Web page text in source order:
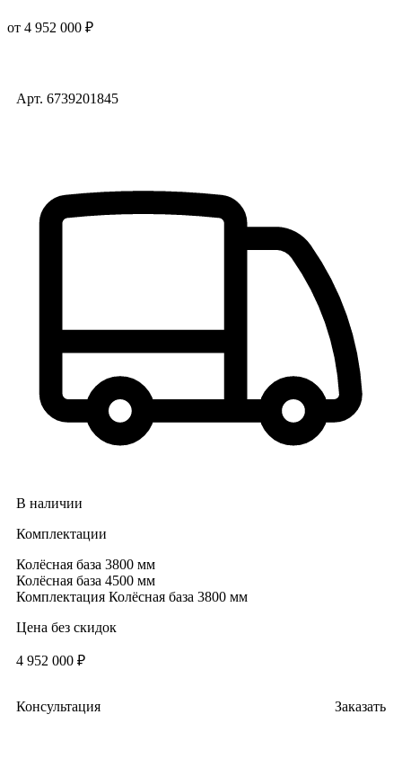
от 4 952 000 ₽
Арт. 6739201845
В наличии
Комплектации
Колёсная база 3800 мм
Колёсная база 4500 мм
Комплектация Колёсная база 3800 мм
Цена без скидок
4 952 000 ₽
Консультация Заказать